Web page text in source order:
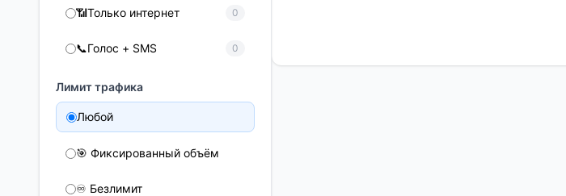
📶Только интернет 0
📞Голос + SMS 0
Лимит трафика
Любой
🎯 Фиксированный объём
♾️ Безлимит